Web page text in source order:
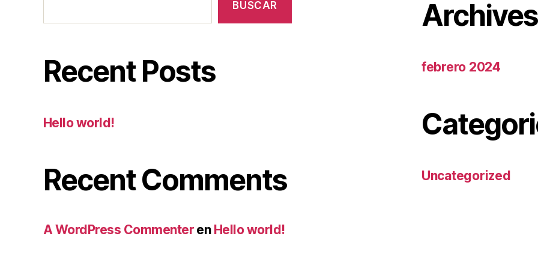
BUSCAR
Recent Posts
Hello world!
Recent Comments
A WordPress Commenteren Hello world!
Archives
febrero 2024
Uncategorized